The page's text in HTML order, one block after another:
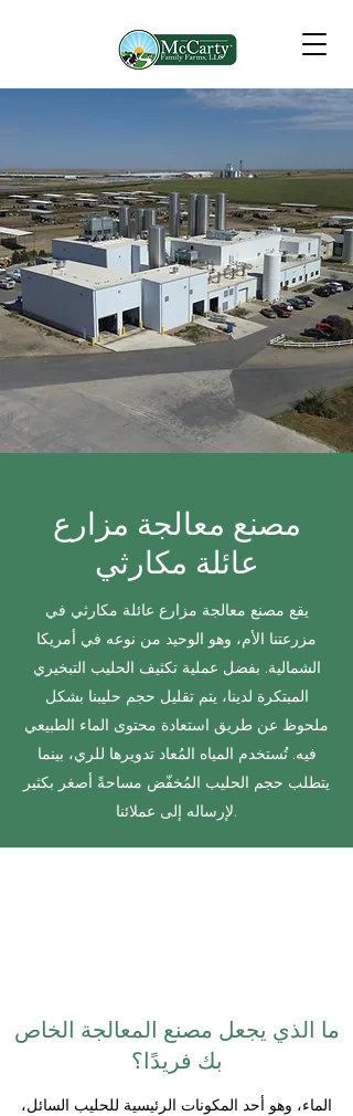
مصنع معالجة مزارع
عائلة مكارثي
يقع مصنع معالجة مزارع عائلة مكارثي في
مزرعتنا الأم، وهو الوحيد من نوعه في أمريكا
الشمالية. بفضل عملية تكثيف الحليب التبخيري
المبتكرة لدينا، يتم تقليل حجم حليبنا بشكل
ملحوظ عن طريق استعادة محتوى الماء الطبيعي
فيه. تُستخدم المياه المُعاد تدويرها للري، بينما
يتطلب حجم الحليب المُخفّض مساحةً أصغر بكثير
لإرساله إلى عملائنا.
ما الذي يجعل مصنع المعالجة الخاص
بك فريدًا؟
الماء، وهو أحد المكونات الرئيسية للحليب السائل،